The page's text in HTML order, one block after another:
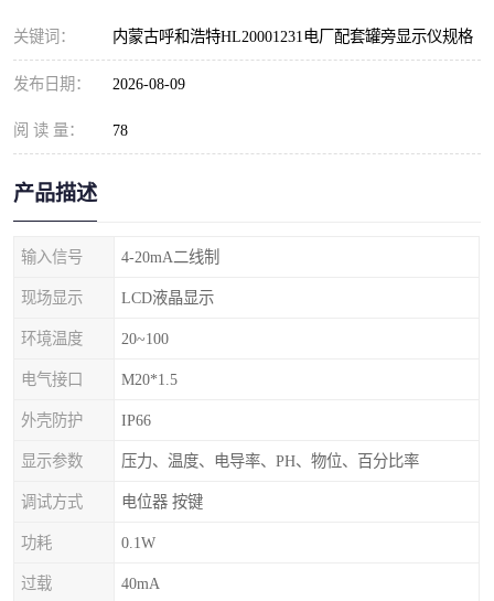
关键词： 内蒙古呼和浩特HL20001231电厂配套罐旁显示仪规格
发布日期： 2026-08-09
阅 读 量： 78
产品描述
输入信号 4-20mA二线制
现场显示 LCD液晶显示
环境温度 20~100
电气接口 M20*1.5
外壳防护 IP66
显示参数 压力、温度、电导率、PH、物位、百分比率
调试方式 电位器 按键
功耗 0.1W
过载 40mA